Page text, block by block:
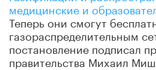
медицинские и
Теперь они смогут
газораспределительным
постановление подписал
правительства Михаил